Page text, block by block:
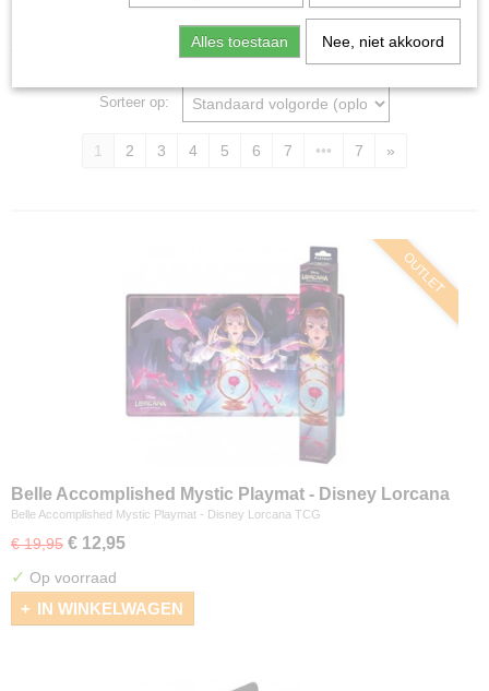
Sorteer op:
1 2 3 4 5 6 7 ••• 7 »
OUTLET
Belle Accomplished Mystic Playmat - Disney Lorcana
TCG
Belle Accomplished Mystic Playmat - Disney Lorcana TCG
€ 19,95 € 12,95
✓ Op voorraad
IN WINKELWAGEN
Alles toestaan Nee, niet akkoord